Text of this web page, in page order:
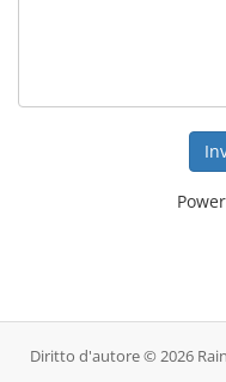
Diritto d'autore © 2026